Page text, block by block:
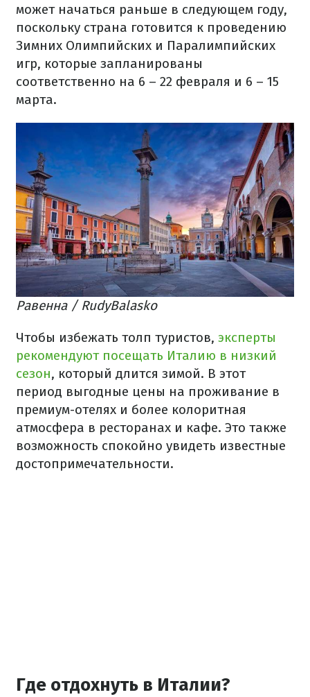
может начаться раньше в следующем году,
поскольку страна готовится к проведению
Зимних Олимпийских и Паралимпийских
игр, которые запланированы
соответственно на 6 – 22 февраля и 6 – 15
марта.
Равенна / RudyBalasko
Чтобы избежать толп туристов, эксперты
рекомендуют посещать Италию в низкий
сезон, который длится зимой. В этот
период выгодные цены на проживание в
премиум-отелях и более колоритная
атмосфера в ресторанах и кафе. Это также
возможность спокойно увидеть известные
достопримечательности.
Где отдохнуть в Италии?